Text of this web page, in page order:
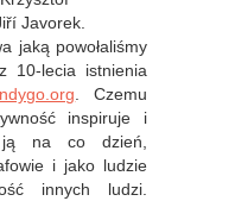
Javorek.
jaką powołaliśmy
10-lecia istnienia
. Czemu
inspiruje i
ją na co dzień,
i jako ludzie
innych ludzi.